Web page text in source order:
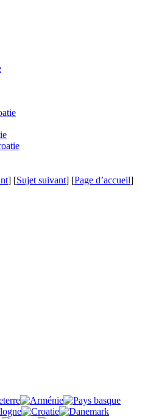
] [Sujet suivant] [Page d’accueil]